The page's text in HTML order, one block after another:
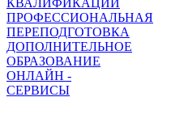
КВАЛИФИКАЦИИ
ПРОФЕССИОНАЛЬНАЯ
ПЕРЕПОДГОТОВКА
ДОПОЛНИТЕЛЬНОЕ
ОБРАЗОВАНИЕ
ОНЛАЙН -
СЕРВИСЫ